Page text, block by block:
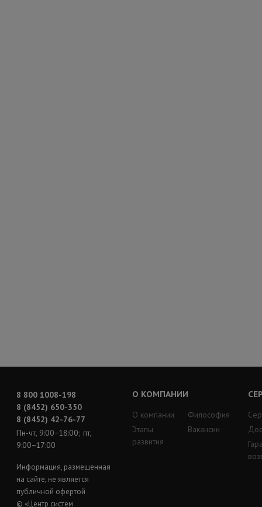
8 800 1008-198
8 (8452) 650-350
8 (8452) 42-76-77
Пн-чт, 9:00−18:00; пт,
9:00−17:00
Информация, размещенная
на сайте, не является
публичной офертой
© «Центр систем
О КОМПАНИИ
О компании
Этапы
развития
Философия
Вакансии